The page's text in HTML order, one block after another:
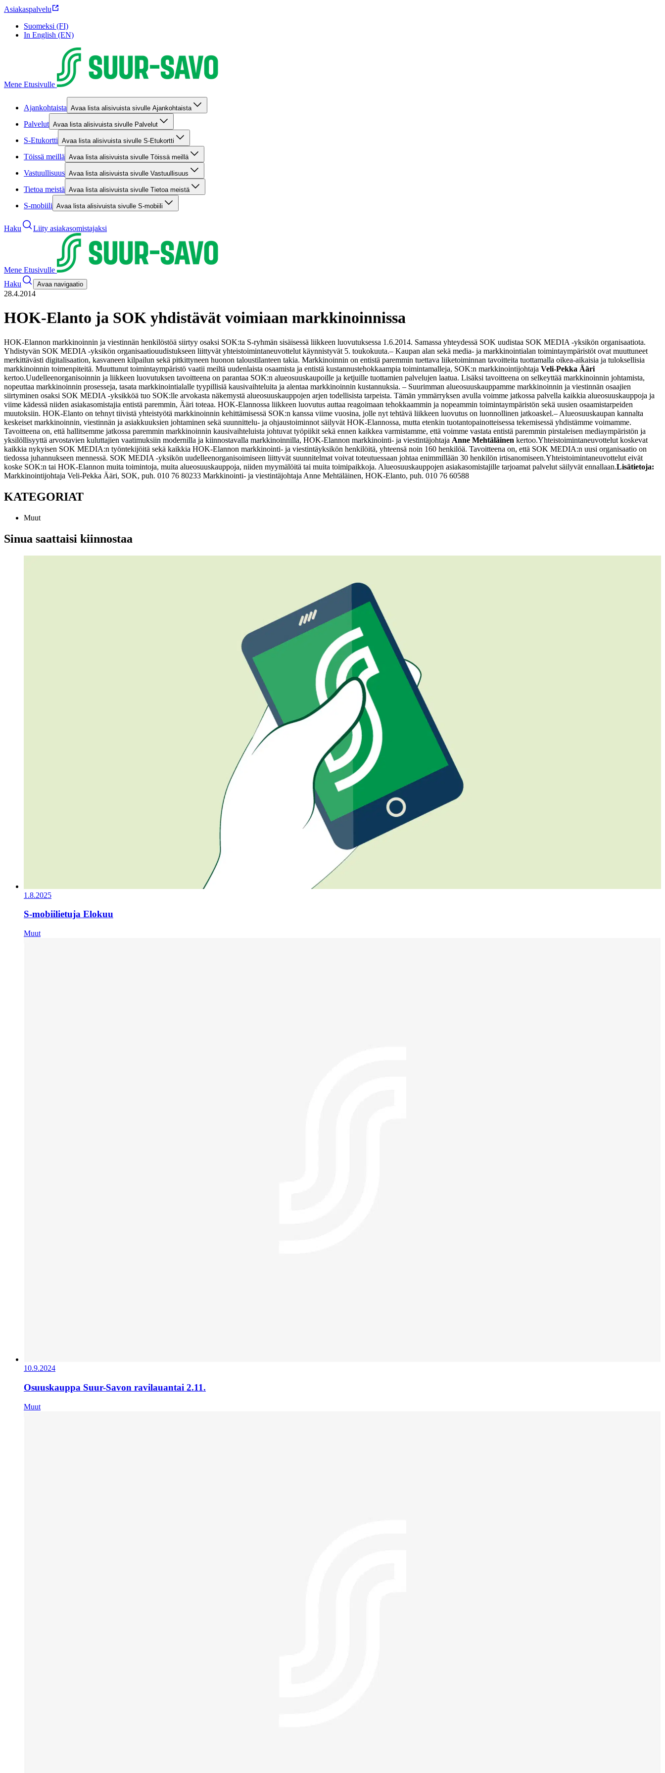
Asiakaspalvelu
Suomeksi (FI)
In English (EN)
Mene Etusivulle
Ajankohtaista Avaa lista alisivuista sivulle Ajankohtaista
Palvelut Avaa lista alisivuista sivulle Palvelut
S-Etukortti Avaa lista alisivuista sivulle S-Etukortti
Töissä meillä Avaa lista alisivuista sivulle Töissä meillä
Vastuullisuus Avaa lista alisivuista sivulle Vastuullisuus
Tietoa meistä Avaa lista alisivuista sivulle Tietoa meistä
S-mobiili Avaa lista alisivuista sivulle S-mobiili
Haku Liity asiakasomistajaksi
Mene Etusivulle
Haku
Avaa navigaatio
28.4.2014
HOK-Elanto ja SOK yhdistävät voimiaan markkinoinnissa
HOK-Elannon markkinoinnin ja viestinnän henkilöstöä siirtyy osaksi SOK:ta S-ryhmän sisäisessä liikkeen luovutuksessa 1.6.2014. Samassa yhteydessä SOK uudistaa SOK MEDIA -yksikön organisaatiota.
Yhdistyvän SOK MEDIA -yksikön organisaatiouudistukseen liittyvät yhteistoimintaneuvottelut käynnistyvät 5. toukokuuta.– Kaupan alan sekä media- ja markkinointialan toimintaympäristöt ovat muuttuneet
merkittävästi digitalisaation, kasvaneen kilpailun sekä pitkittyneen huonon taloustilanteen takia. Markkinoinnin on entistä paremmin tuettava liiketoiminnan tavoitteita tuottamalla oikea-aikaisia ja tuloksellisia
markkinoinnin toimenpiteitä. Muuttunut toimintaympäristö vaatii meiltä uudenlaista osaamista ja entistä kustannustehokkaampia toimintamalleja, SOK:n markkinointijohtaja Veli-Pekka Ääri
kertoo.Uudelleenorganisoinnin ja liikkeen luovutuksen tavoitteena on parantaa SOK:n alueosuuskaupoille ja ketjuille tuottamien palvelujen laatua. Lisäksi tavoitteena on selkeyttää markkinoinnin johtamista,
nopeuttaa markkinoinnin prosesseja, tasata markkinointialalle tyypillisiä kausivaihteluita ja alentaa markkinoinnin kustannuksia. – Suurimman alueosuuskauppamme markkinoinnin ja viestinnän osaajien
siirtyminen osaksi SOK MEDIA -yksikköä tuo SOK:lle arvokasta näkemystä alueosuuskauppojen arjen todellisista tarpeista. Tämän ymmärryksen avulla voimme jatkossa palvella kaikkia alueosuuskauppoja ja
viime kädessä niiden asiakasomistajia entistä paremmin, Ääri toteaa. HOK-Elannossa liikkeen luovutus auttaa reagoimaan tehokkaammin ja nopeammin toimintaympäristön sekä uusien osaamistarpeiden
muutoksiin. HOK-Elanto on tehnyt tiivistä yhteistyötä markkinoinnin kehittämisessä SOK:n kanssa viime vuosina, jolle nyt tehtävä liikkeen luovutus on luonnollinen jatkoaskel.– Alueosuuskaupan kannalta
keskeiset markkinoinnin, viestinnän ja asiakkuuksien johtaminen sekä suunnittelu- ja ohjaustoiminnot säilyvät HOK-Elannossa, mutta etenkin tuotantopainotteisessa tekemisessä yhdistämme voimamme.
Tavoitteena on, että hallitsemme jatkossa paremmin markkinoinnin kausivaihteluista johtuvat työpiikit sekä ennen kaikkea varmistamme, että voimme vastata entistä paremmin pirstaleisen mediaympäristön ja
yksilöllisyyttä arvostavien kuluttajien vaatimuksiin modernilla ja kiinnostavalla markkinoinnilla, HOK-Elannon markkinointi- ja viestintäjohtaja Anne Mehtäläinen kertoo.Yhteistoimintaneuvottelut koskevat
kaikkia nykyisen SOK MEDIA:n työntekijöitä sekä kaikkia HOK-Elannon markkinointi- ja viestintäyksikön henkilöitä, yhteensä noin 160 henkilöä. Tavoitteena on, että SOK MEDIA:n uusi organisaatio on
tiedossa juhannukseen mennessä. SOK MEDIA -yksikön uudelleenorganisoimiseen liittyvät suunnitelmat voivat toteutuessaan johtaa enimmillään 30 henkilön irtisanomiseen.Yhteistoimintaneuvottelut eivät
koske SOK:n tai HOK-Elannon muita toimintoja, muita alueosuuskauppoja, niiden myymälöitä tai muita toimipaikkoja. Alueosuuskauppojen asiakasomistajille tarjoamat palvelut säilyvät ennallaan.Lisätietoja:
Markkinointijohtaja Veli-Pekka Ääri, SOK, puh. 010 76 80233 Markkinointi- ja viestintäjohtaja Anne Mehtäläinen, HOK-Elanto, puh. 010 76 60588
KATEGORIAT
Muut
Sinua saattaisi kiinnostaa
1.8.2025
S-mobiilietuja Elokuu
Muut
10.9.2024
Osuuskauppa Suur-Savon ravilauantai 2.11.
Muut